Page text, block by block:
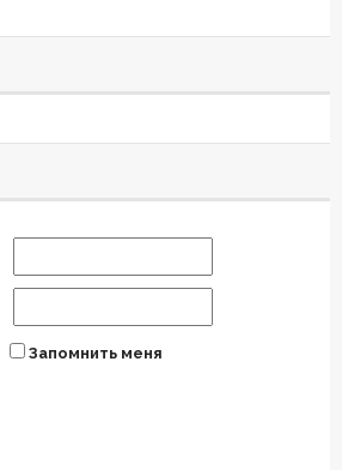
Запомнить меня